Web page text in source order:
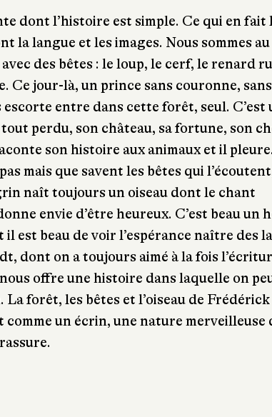
dont l’histoire est simple. Ce qui en fait
la langue et les images. Nous sommes
des bêtes : le loup, le cerf, le renard
Ce jour-là, un prince sans couronne, sans
escorte entre dans cette forêt, seul. C’est
perdu, son château, sa fortune, son
son histoire aux animaux et il
mais que savent les bêtes qui
naît toujours un oiseau dont le chant
envie d’être heureux. C’est beau un
il est beau de voir l’espérance naître des
dont on a toujours aimé à la fois
offre une histoire dans laquelle on
La forêt, les bêtes et l’oiseau de Frédérick
un écrin, une nature merveilleuse